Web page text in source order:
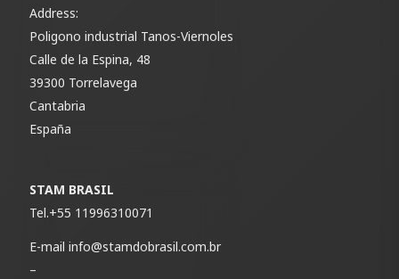
Address:
Poligono industrial Tanos-Viernoles
Calle de la Espina, 48
39300 Torrelavega
Cantabria
España
STAM BRASIL
Tel.+55 11996310071
E-mailinfo@stamdobrasil.com.br
–